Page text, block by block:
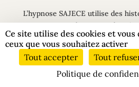
Ce site utilise des cookies et
ceux que vous souhaitez activer
Tout accepter
Tout
Politique de
L’hypnose SAJECE utilise des
rassurantes — dragons endormis,
étoiles protectrices — pour
cauchemars ou les difficultés
Les séances deviennent des jeux
redonnent confiance et